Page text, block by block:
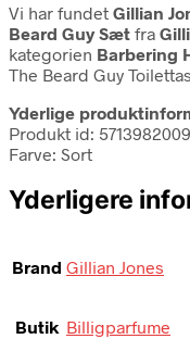
Vi har fundet Gillian
Beard Guy Sæt fra
kategorien Barbering
The Beard Guy
Yderlige
Produkt id:
Farve: Sort
Yderligere
Brand Gillian Jones
Butik Billigparfume